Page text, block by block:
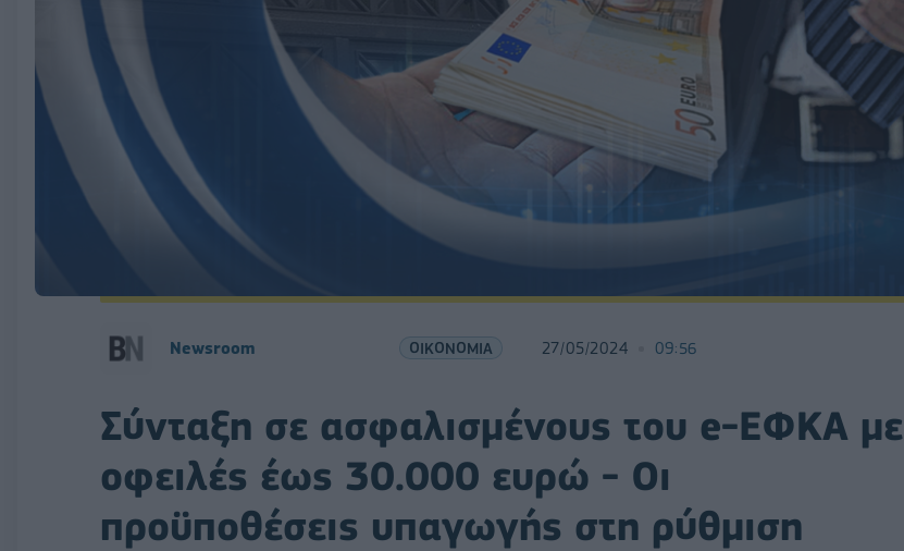
Newsroom ΟΙΚΟΝΟΜΙΑ 27/05/2024 09:56
Σύνταξη σε ασφαλισμένους του e-ΕΦΚΑ με
οφειλές έως 30.000 ευρώ - Οι
προϋποθέσεις υπαγωγής στη ρύθμιση